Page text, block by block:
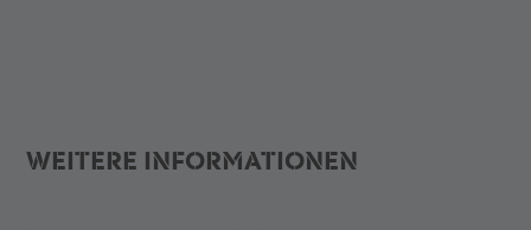
WEITERE INFORMATIONEN